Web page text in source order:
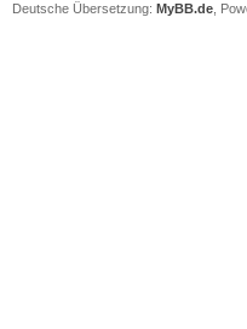
Deutsche Übersetzung: MyBB.de ,